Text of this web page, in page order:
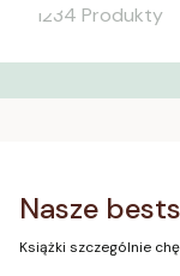
1234 Produkty
Nasze
Książki szczególnie